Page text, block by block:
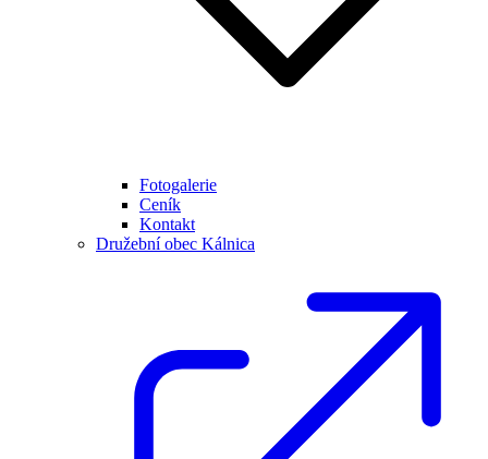
Fotogalerie
Ceník
Kontakt
Družební obec Kálnica